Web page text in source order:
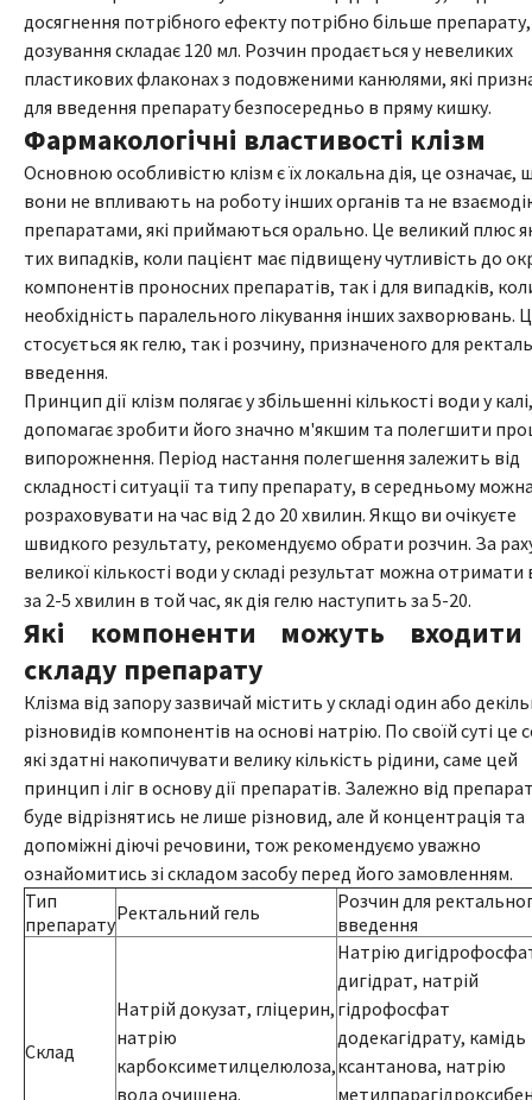
досягнення потрібного ефекту потрібно більше
дозування складає 120 мл. Розчин продається у невеликих
пластикових флаконах з подовженими канюлями, які
для введення препарату безпосередньо в пряму кишку.
Фармакологічні властивості клізм
Основною особливістю клізм є їх локальна дія, це означає,
вони не впливають на роботу інших органів та не
препаратами, які приймаються орально. Це великий плюс
тих випадків, коли пацієнт має підвищену чутливість до
компонентів проносних препаратів, так і для випадків,
необхідність паралельного лікування інших захворювань.
стосується як гелю, так і розчину, призначеного для
введення.
Принцип дії клізм полягає у збільшенні кількості води у
допомагає зробити його значно м'якшим та полегшити
випорожнення. Період настання полегшення залежить від
складності ситуації та типу препарату, в середньому
розраховувати на час від 2 до 20 хвилин. Якщо ви очікуєте
швидкого результату, рекомендуємо обрати розчин. За
великої кількості води у складі результат можна отримати
за 2-5 хвилин в той час, як дія гелю наступить за 5-20.
Які компоненти можуть
складу препарату
Клізма від запору зазвичай містить у складі один або
різновидів компонентів на основі натрію. По своїй суті це
які здатні накопичувати велику кількість рідини, саме цей
принцип і ліг в основу дії препаратів. Залежно від
буде відрізнятись не лише різновид, але й концентрація та
допоміжні діючі речовини, тож рекомендуємо уважно
ознайомитись зі складом засобу перед його замовленням.
Тип
препаратуРектальний гель
Розчин для
введення
Склад
Натрій докузат, гліцерин,
натрію
карбоксиметилцелюлоза,
вода очищена.
Натрію
дигідрат, натрій
гідрофосфат
додекагідрату, камідь
ксантанова, натрію